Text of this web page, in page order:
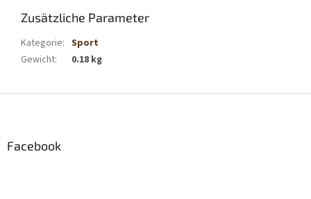
Zusätzliche Parameter
Kategorie: Sport
Gewicht: 0.18 kg
Facebook